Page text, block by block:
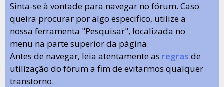
Sinta-se à vontade para navegar no fórum. Caso
queira procurar por algo especifico, utilize a
nossa ferramenta "Pesquisar", localizada no
menu na parte superior da página.
Antes de navegar, leia atentamente as regras de
utilização do fórum a fim de evitarmos qualquer
transtorno.